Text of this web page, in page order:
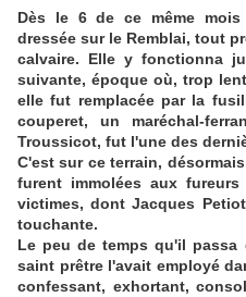
Dès le 6 de ce même
dressée sur le Remblai, tout
calvaire. Elle y fonctionna
suivante, époque où, trop
elle fut remplacée par la
couperet, un maréchal-
Troussicot, fut l'une des
C'est sur ce terrain,
furent immolées aux
victimes, dont Jacques
touchante.
Le peu de temps qu'il
saint prêtre l'avait employé
confessant, exhortant,